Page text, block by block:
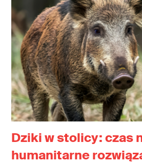
Dziki w stolicy: czas
humanitarne